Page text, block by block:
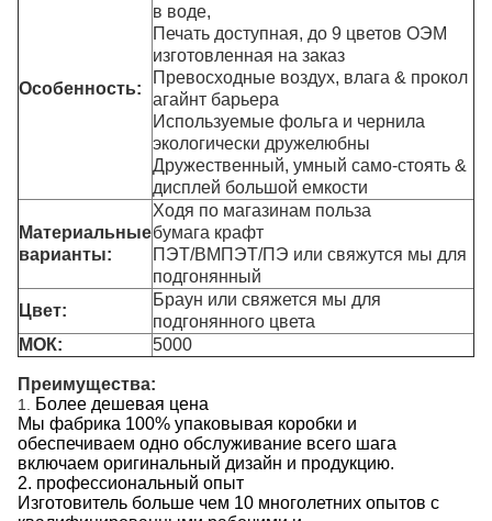
Особенность:
в воде,
Печать доступная, до 9 цветов ОЭМ
изготовленная на заказ
Превосходные воздух, влага & прокол
агайнт барьера
Используемые фольга и чернила
экологически дружелюбны
Дружественный, умный само-стоять &
дисплей большой емкости
Материальные
варианты:
Ходя по магазинам польза
бумага крафт
ПЭТ/ВМПЭТ/ПЭ или свяжутся мы для
подгонянный
Цвет:
Браун или свяжется мы для
подгонянного цвета
МОК:
5000
Преимущества:
1.
Более дешевая цена
Мы фабрика 100% упаковывая коробки и
обеспечиваем одно обслуживание всего шага
включаем оригинальный дизайн и продукцию.
2. профессиональный опыт
Изготовитель больше чем 10 многолетних опытов с